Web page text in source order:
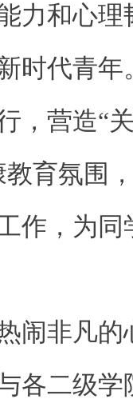
力和心
时代青
，营造“
育氛围
作，为
闹非凡
各二级